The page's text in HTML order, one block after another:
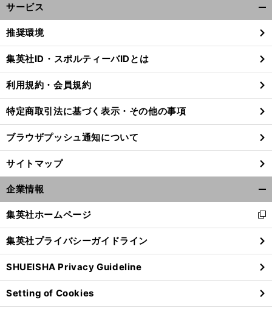
・
へ
サービス
閉
る
推奨環境
集英社ID・スポルティーバIDとは
利用規約・会員規約
特定商取引法に基づく表示・その他の事項
ブラウザプッシュ通知について
サイトマップ
企業情報
閉
る
集英社ホームページ
新
し
い
ウ
ィ
ン
ド
ウ
集英社プライバシーガイドライン
SHUEISHA Privacy Guideline
Setting of Cookies